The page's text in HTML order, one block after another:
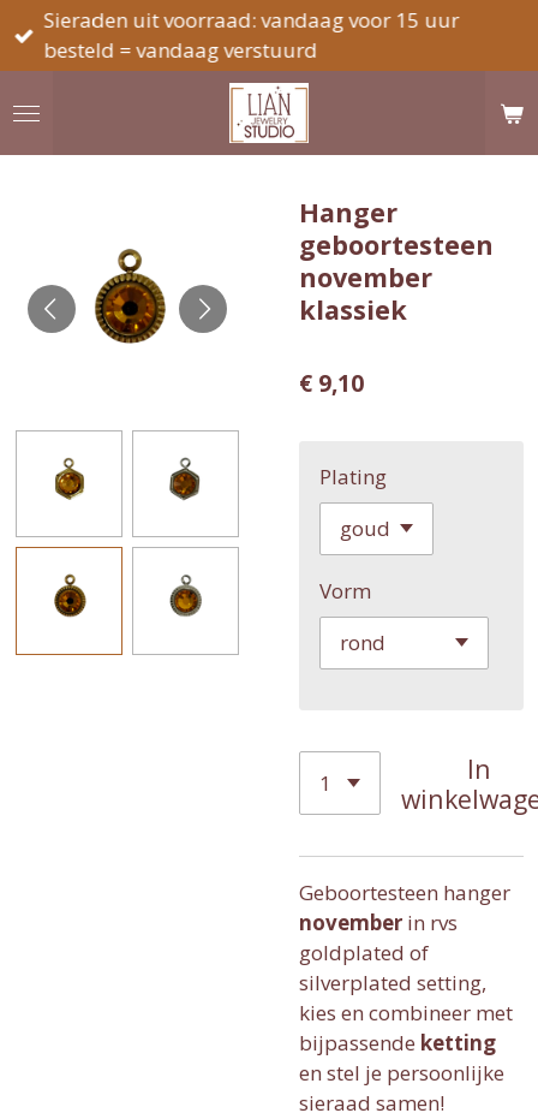
Ga
direct
de
Sieraden uit voorraad: vandaag voor 15 uur
besteld = vandaag verstuurd
Hanger
geboortesteen
november
klassiek
€ 9,10
Plating
Vorm
In
Geboortesteen hanger
november in rvs
goldplated of
silverplated setting,
kies en combineer met
bijpassende ketting
en stel je persoonlijke
sieraad samen!